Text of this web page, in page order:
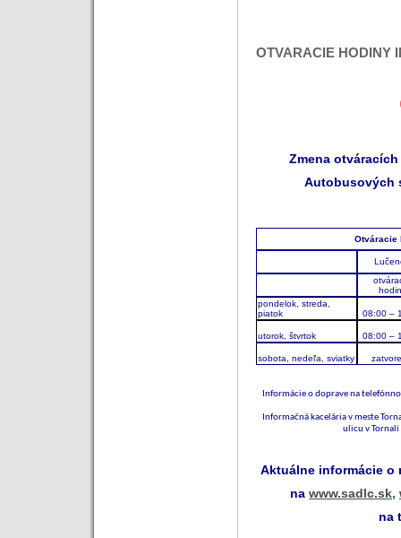
OTVARACIE HODINY
Zmena otváracích
Autobusových
Otváracie
pondelok, streda,
piatok
08:00 –
utorok, štvrtok 08:00 –
sobota, nedeľa, sviatky
Informácie o doprave na
Informačná kacelária v meste
ulicu v
Aktuálne informácie o
na www.sadlc.sk,
na